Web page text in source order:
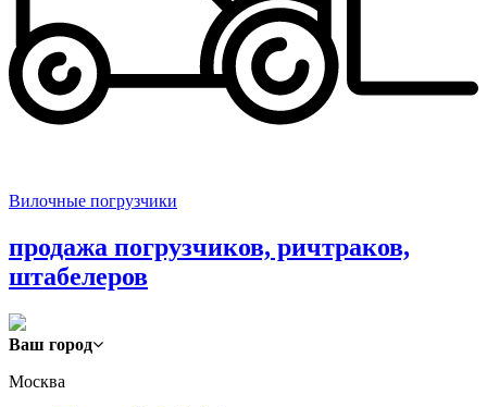
Вилочные погрузчики
продажа погрузчиков, ричтраков,
штабелеров
Ваш город
Москва